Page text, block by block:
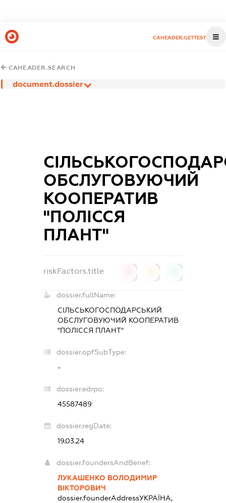
CAHEADER.GETTEST
CAHEADER.SEARCH
document.dossier
ОБСЛУГОВУЮЧИЙ
КООПЕРАТИВ
"ПОЛІССЯ
ПЛАНТ"
riskFactors.title
dossier.fullName:
СІЛЬСЬКОГОСПОДАРСЬКИЙ
ОБСЛУГОВУЮЧИЙ КООПЕРАТИВ
"ПОЛІССЯ ПЛАНТ"
dossier.opfSubType:
-
dossier.edrpo:
45587489
dossier.regDate:
19.03.24
dossier.foundersAndBenef:
ЛУКАШЕНКО ВОЛОДИМИР
ВІКТОРОВИЧ
dossier.founderAddressУКРАЇНА,